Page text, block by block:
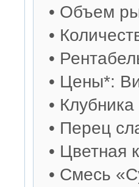
• Объем
•
•
• Цены*:
•
• Перец
• Цветная
• Смесь